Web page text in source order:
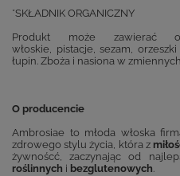
*SKŁADNIK ORGANICZNY
Produkt może zawierać
włoskie, pistacje, sezam,
łupin. Zboża i nasiona w
O producencie
Ambrosiae to młoda włoska
zdrowego stylu życia, która z
żywnoścć, zaczynając od
roślinnych i bezglutenowych.